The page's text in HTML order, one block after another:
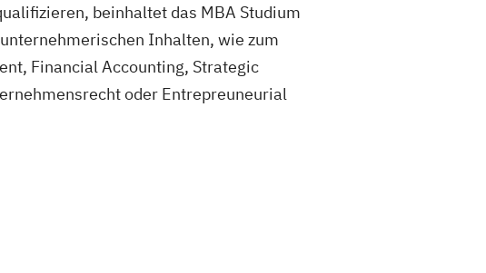
beinhaltet das MBA Studium
Inhalten, wie zum
Financial Accounting, Strategic
oder Entrepreuneurial